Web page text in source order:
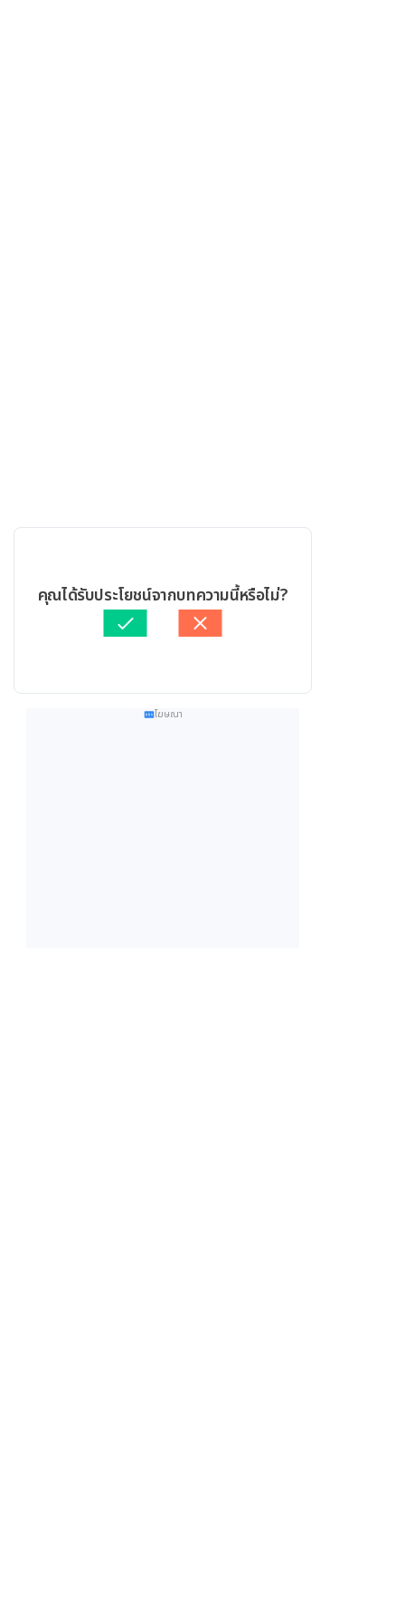
คุณได้รับประโยชน์จากบทความนี้หรือไม่?
โฆษณา